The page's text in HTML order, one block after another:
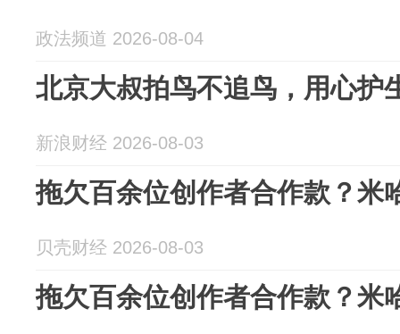
政法频道 2026-08-04
北京大叔拍鸟不追鸟，用心护
新浪财经 2026-08-03
拖欠百余位创作者合作款？米
贝壳财经 2026-08-03
拖欠百余位创作者合作款？米